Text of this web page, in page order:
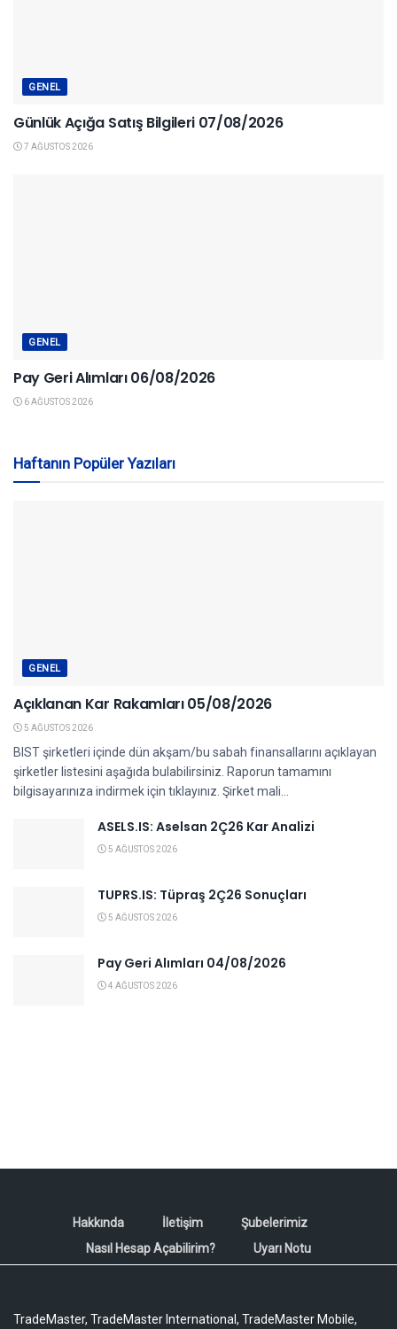
GENEL
Günlük Açığa Satış Bilgileri 07/08/2026
7 AĞUSTOS 2026
GENEL
Pay Geri Alımları 06/08/2026
6 AĞUSTOS 2026
Haftanın Popüler Yazıları
GENEL
Açıklanan Kar Rakamları 05/08/2026
5 AĞUSTOS 2026
BIST şirketleri içinde dün akşam/bu sabah finansallarını açıklayan
şirketler listesini aşağıda bulabilirsiniz. Raporun tamamını
bilgisayarınıza indirmek için tıklayınız. Şirket mali...
ASELS.IS: Aselsan 2Ç26 Kar Analizi
5 AĞUSTOS 2026
TUPRS.IS: Tüpraş 2Ç26 Sonuçları
5 AĞUSTOS 2026
Pay Geri Alımları 04/08/2026
4 AĞUSTOS 2026
Hakkında İletişim
Şubelerimiz
Nasıl Hesap Açabilirim?
Uyarı Notu
TradeMaster, TradeMaster International, TradeMaster Mobile,